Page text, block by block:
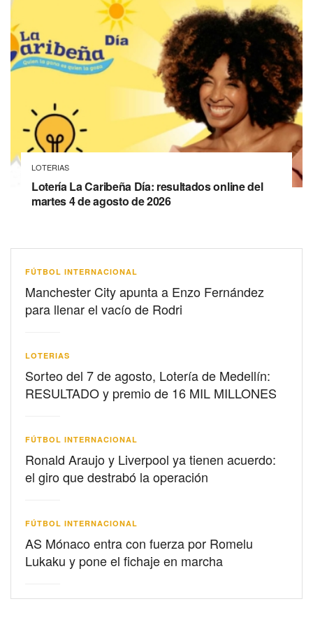
LOTERIAS
Lotería La Caribeña Día: resultados online del
martes 4 de agosto de 2026
FÚTBOL INTERNACIONAL
Manchester City apunta a Enzo Fernández
para llenar el vacío de Rodri
LOTERIAS
Sorteo del 7 de agosto, Lotería de Medellín:
RESULTADO y premio de 16 MIL MILLONES
FÚTBOL INTERNACIONAL
Ronald Araujo y Liverpool ya tienen acuerdo:
el giro que destrabó la operación
FÚTBOL INTERNACIONAL
AS Mónaco entra con fuerza por Romelu
Lukaku y pone el fichaje en marcha